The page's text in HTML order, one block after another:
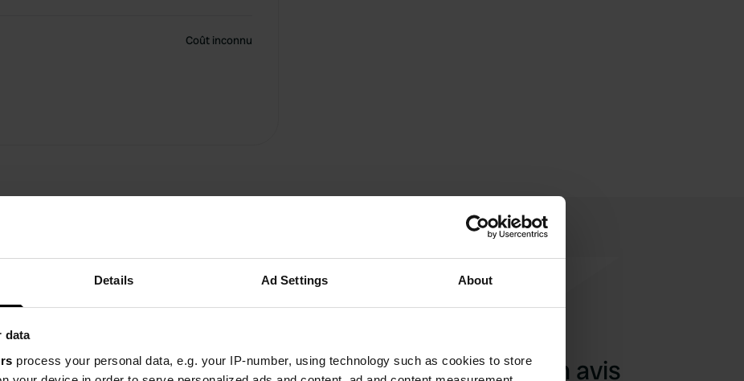
Details Ad Settings About
data
process your personal data, e.g. your IP-number, using technology such as cookies to store
Coût inconnu
mai 2023 Ajouter un avis